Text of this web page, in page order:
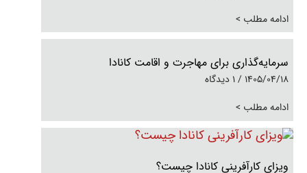
ادامه مطلب >
سرمایه‌گذاری برای مهاجرت و اقامت کانادا
1405/04/18
1 دیدگاه
ادامه مطلب >
ویزای کارآفرینی کانادا چیست؟